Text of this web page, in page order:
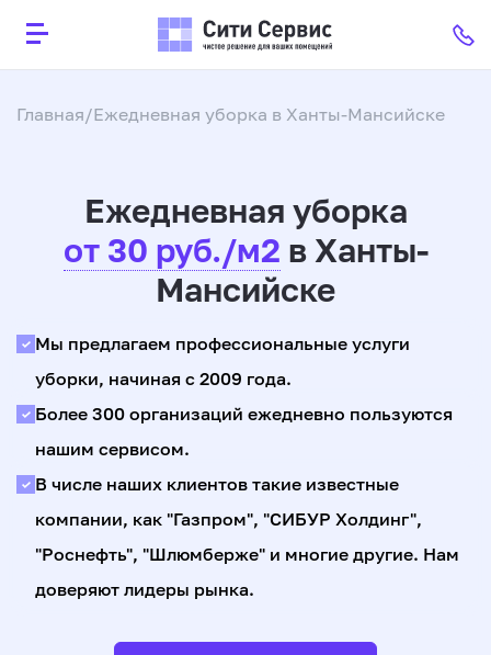
Главная Ежедневная уборка в Ханты-Мансийскe
Ежедневная уборка
от 30 руб./м2 в Ханты-
Мансийске
Мы предлагаем профессиональные услуги
уборки, начиная с 2009 года.
Более 300 организаций ежедневно пользуются
нашим сервисом.
В числе наших клиентов такие известные
компании, как "Газпром", "СИБУР Холдинг",
"Роснефть", "Шлюмберже" и многие другие. Нам
доверяют лидеры рынка.